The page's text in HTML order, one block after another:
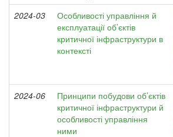
2024-03
Особливості управління й
експлуатації об’єктів
критичної інфраструктури в
контексті
2024-06
Принципи побудови об’єктів
критичної інфраструктури й
особливості управління
ними